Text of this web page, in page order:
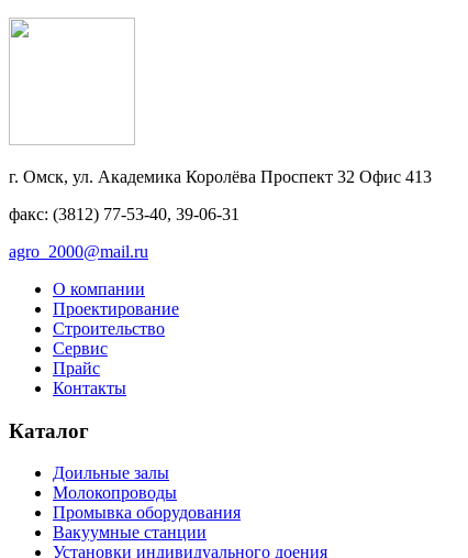
г. Омск, ул. Академика Королёва Проспект 32 Офис 413
факс: (3812) 77-53-40, 39-06-31
agro_2000@mail.ru
О компании
Проектирование
Строительство
Сервис
Прайс
Контакты
Каталог
Доильные залы
Молокопроводы
Промывка оборудования
Вакуумные станции
Установки индивидуального доения